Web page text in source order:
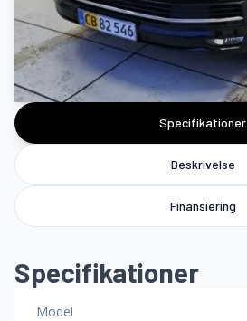
Specifikationer
Beskrivelse
Finansiering
Specifikationer
Model